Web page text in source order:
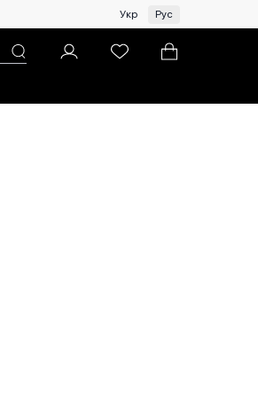
| Топ бренды со скидками!
Укр Рус